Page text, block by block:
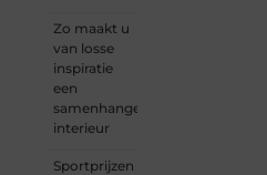
Zo maakt u
van losse
inspiratie
een
samenhangend
interieur
Sportprijzen